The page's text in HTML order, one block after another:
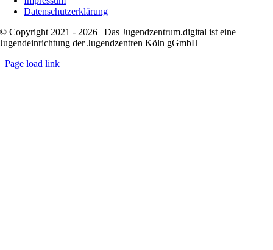
Datenschutzerklärung
© Copyright 2021 - 2026 | Das Jugendzentrum.digital ist eine
Jugendeinrichtung der Jugendzentren Köln gGmbH
Page load link